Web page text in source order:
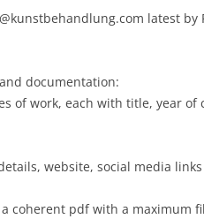
latest by
documentation:
of work, each with title, year of
website, social media links
coherent pdf with a maximum